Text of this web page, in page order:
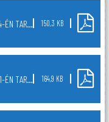
KÉPVISELŐ-TESTÜLETI DÖNTÉSEK A 2025.04.14-ÉN TARTOTT NYÍLT TESTÜLETI ÜLÉSRŐL 150,3 KB
KÉPVISELŐ-TESTÜLETI DÖNTÉSEK A 2025.04.01-ÉN TARTOTT NYÍLT TESTÜLETI ÜLÉSRŐL 164,9 KB